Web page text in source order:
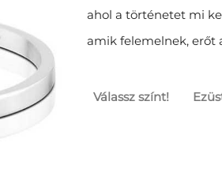
ahol a történetet mi
amik felemelnek, erőt
Válassz színt!